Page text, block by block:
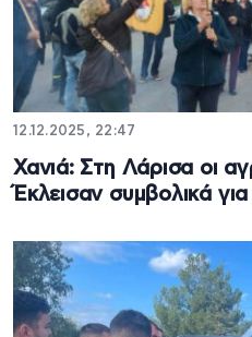
12.12.2025, 22:47
Χανιά: Στη Λάρισα οι
Έκλεισαν συμβολικά